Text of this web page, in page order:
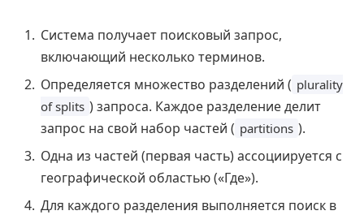
Система получает поисковый запрос,
включающий несколько терминов.
Определяется множество разделений ( plurality
of splits ) запроса. Каждое разделение делит
запрос на свой набор частей ( partitions ).
Одна из частей (первая часть) ассоциируется с
географической областью («Где»).
Для каждого разделения выполняется поиск в